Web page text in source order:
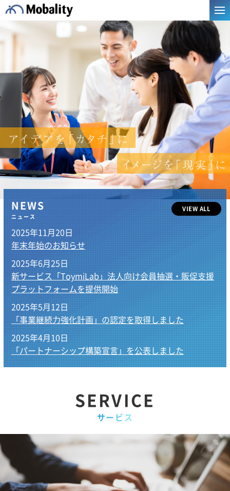
NEWS
ニュース
VIEW ALL
2025年11月20日
年末年始のお知らせ
2025年6月25日
新サービス「ToymiLab」法人向け会員抽選・販促支援
プラットフォームを提供開始
2025年5月12日
「事業継続力強化計画」の認定を取得しました
2025年4月10日
「パートナーシップ構築宣言」を公表しました
SERVICE
サービス